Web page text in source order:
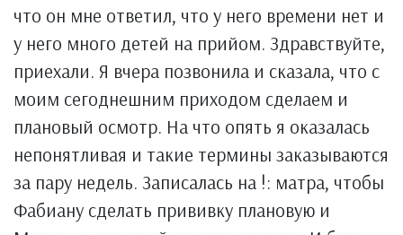
что он мне ответил, что у него времени нет и
у него много детей на прийом. Здравствуйте,
приехали. Я вчера позвонила и сказала, что с
моим сегоднешним приходом сделаем и
плановый осмотр. На что опять я оказалась
непонятливая и такие термины заказываются
за пару недель. Записалась на !: матра, чтобы
Фабиану сделать прививку плановую и